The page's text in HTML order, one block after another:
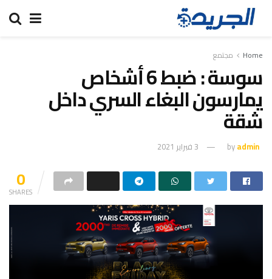
Home مجتمع
سوسة : ضبط 6 أشخاص
يمارسون البغاء السري داخل
شقة
byadmin 3 فبراير 2021
0
SHARES